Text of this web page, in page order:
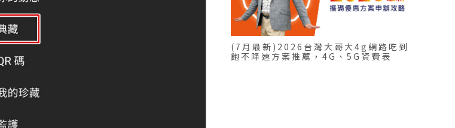
(7月最新)2026台灣大哥大4g網路吃到
飽不降速方案推薦，4G、5G資費表